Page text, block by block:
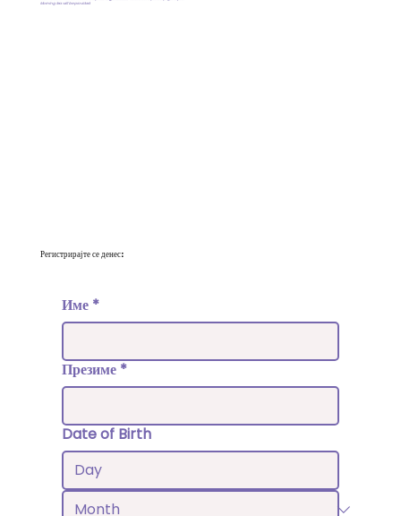
Morning tea will be provided
Име *
Презиме *
Date of Birth
Регистрирајте се денес: